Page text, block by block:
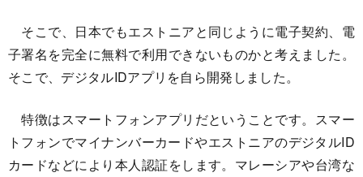
そこで、日本でもエストニアと同じように電子契約、電
子署名を完全に無料で利用できないものかと考えました。
そこで、デジタルIDアプリを自ら開発しました。
特徴はスマートフォンアプリだということです。スマー
トフォンでマイナンバーカードやエストニアのデジタルID
カードなどにより本人認証をします。マレーシアや台湾な